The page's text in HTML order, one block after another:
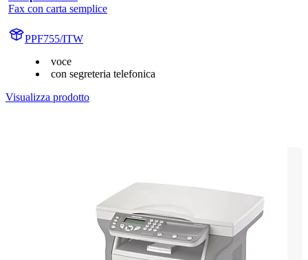
Fax con carta semplice
PPF755/ITW
voce
con segreteria telefonica
Visualizza prodotto